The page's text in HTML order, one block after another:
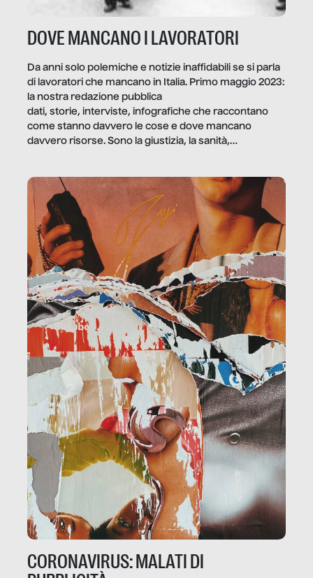
DOVE MANCANO I LAVORATORI
Da anni solo polemiche e notizie inaffidabili se si parla
di lavoratori che mancano in Italia. Primo maggio 2023:
la nostra redazione pubblica
dati, storie, interviste, infografiche che raccontano
come stanno davvero le cose e dove mancano
davvero risorse. Sono la giustizia, la sanità,
CORONAVIRUS: MALATI DI